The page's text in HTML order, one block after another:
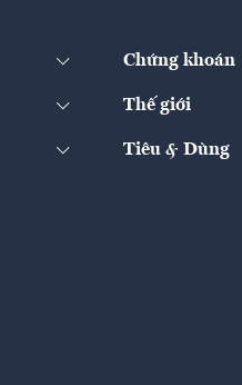
Chứng khoán
Thế giới
Tiêu & Dùng